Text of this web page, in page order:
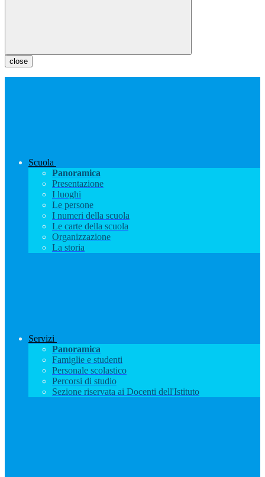
close
Scuola
Panoramica
Presentazione
I luoghi
Le persone
I numeri della scuola
Le carte della scuola
Organizzazione
La storia
Servizi
Panoramica
Famiglie e studenti
Personale scolastico
Percorsi di studio
Sezione riservata ai Docenti dell'Istituto